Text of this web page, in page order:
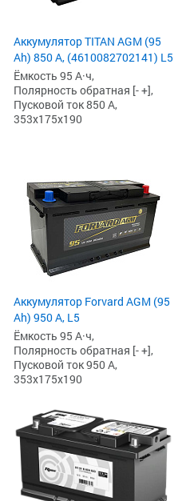
Аккумулятор TITAN AGM (95
Ah) 850 А, (4610082702141) L5
Ёмкость 95 А·ч,
Полярность обратная [- +],
Пусковой ток 850 А,
353x175x190
Аккумулятор Forvard AGM (95
Ah) 950 А, L5
Ёмкость 95 А·ч,
Полярность обратная [- +],
Пусковой ток 950 А,
353x175x190